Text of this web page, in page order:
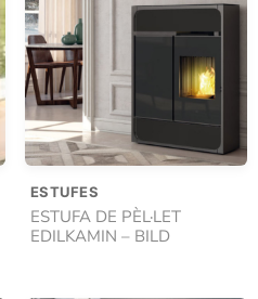
ESTUFES
ESTUFA DE PÈL·LET
EDILKAMIN – BILD